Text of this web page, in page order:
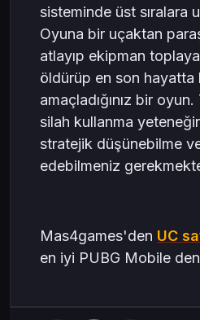
sisteminde üst sıralara
Oyuna bir uçaktan
atlayıp ekipman
öldürüp en son hayatta
amaçladığınız bir
silah kullanma
stratejik düşünebilme
edebilmeniz
Mas4games'den UC
en iyi PUBG Mobile